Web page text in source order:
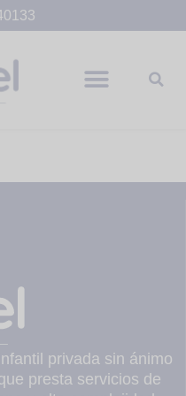
privada sin ánimo
presta servicios de